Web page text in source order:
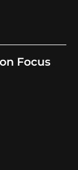
Focus